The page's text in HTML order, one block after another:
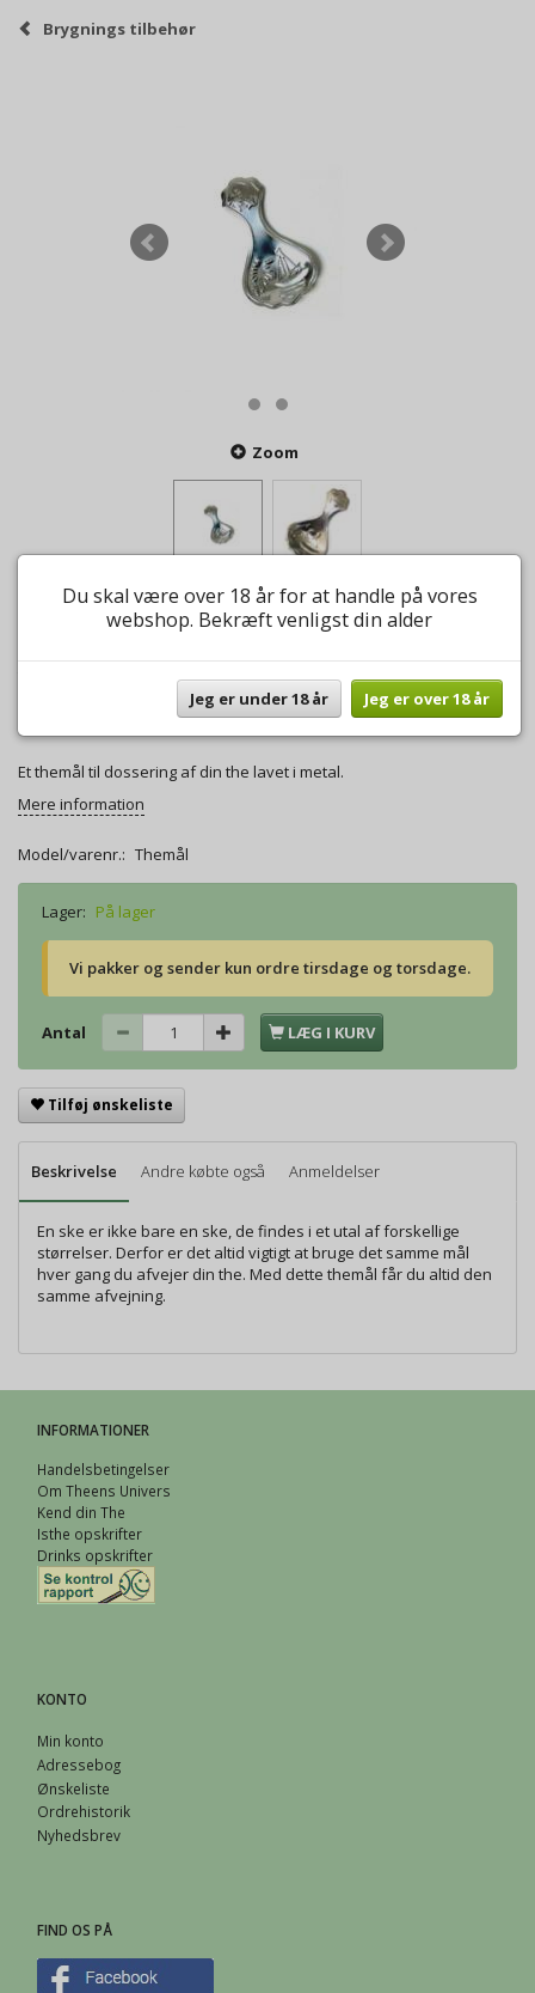
Brygnings tilbehør
Zoom
Themål metal
anmeldelser Skriv anmeldelse
22,00 DKK
Et themål til dossering af din the lavet i metal.
Mere information
Model/varenr.: Themål
Lager: På lager
Vi pakker og sender kun ordre tirsdage og torsdage.
Antal LÆG I KURV
Tilføj ønskeliste
Beskrivelse Andre købte også Anmeldelser
En ske er ikke bare en ske, de findes i et utal af forskellige
størrelser. Derfor er det altid vigtigt at bruge det samme mål
hver gang du afvejer din the. Med dette themål får du altid den
samme afvejning.
INFORMATIONER
Handelsbetingelser
Om Theens Univers
Kend din The
Isthe opskrifter
Drinks opskrifter
KONTO
Min konto
Adressebog
Ønskeliste
Ordrehistorik
Nyhedsbrev
FIND OS PÅ
Du skal være over 18 år for at handle på vores
webshop. Bekræft venligst din alder
Jeg er under 18 år Jeg er over 18 år